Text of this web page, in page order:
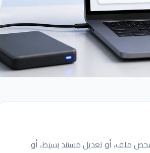
ملف، أو تعديل مستند بسيط، أو